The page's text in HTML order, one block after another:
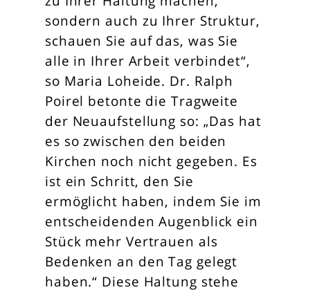
sondern auch zu Ihrer Struktur,
schauen Sie auf das, was Sie
alle in Ihrer Arbeit verbindet“,
so Maria Loheide. Dr. Ralph
Poirel betonte die Tragweite
der Neuaufstellung so: „Das hat
es so zwischen den beiden
Kirchen noch nicht gegeben. Es
ist ein Schritt, den Sie
ermöglicht haben, indem Sie im
entscheidenden Augenblick ein
Stück mehr Vertrauen als
Bedenken an den Tag gelegt
haben.“ Diese Haltung stehe